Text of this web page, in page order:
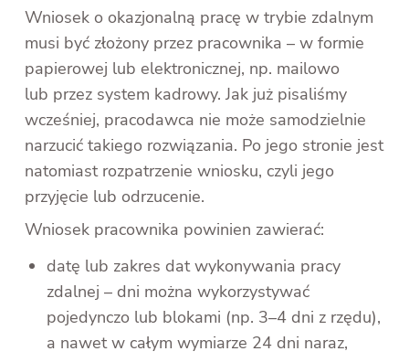
Wniosek o okazjonalną pracę w trybie zdalnym
musi być złożony przez pracownika – w formie
papierowej lub elektronicznej, np. mailowo
lub przez system kadrowy. Jak już pisaliśmy
wcześniej, pracodawca nie może samodzielnie
narzucić takiego rozwiązania. Po jego stronie jest
natomiast rozpatrzenie wniosku, czyli jego
przyjęcie lub odrzucenie.
Wniosek pracownika powinien zawierać:
datę lub zakres dat wykonywania pracy
zdalnej – dni można wykorzystywać
pojedynczo lub blokami (np. 3–4 dni z rzędu),
a nawet w całym wymiarze 24 dni naraz,